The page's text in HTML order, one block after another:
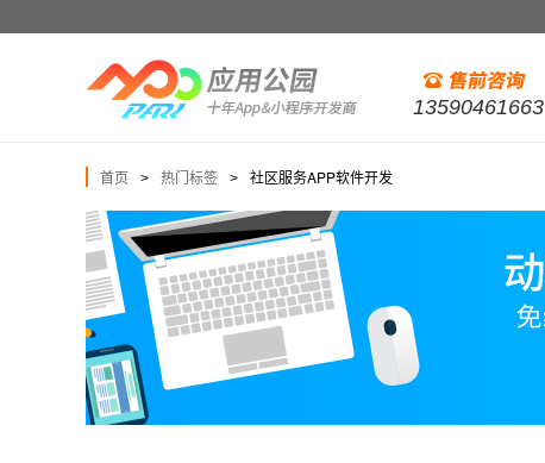
13590461663
首页 > 热门标签 > 社区服务APP软件开发